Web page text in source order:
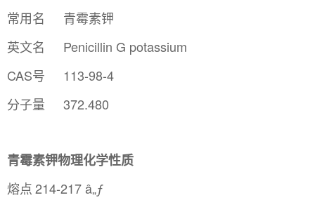
常用名
青霉素钾
英文名
Penicillin G potassium
CAS号
113-98-4
分子量
372.480
青霉素钾物理化学性质
熔点214-217 â„ƒ